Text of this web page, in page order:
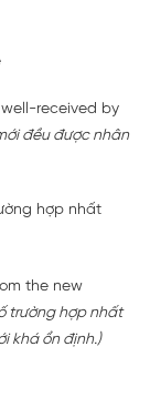
received by
đều được nhân
hợp nhất
the new
trường hợp nhất
khá ổn định.)